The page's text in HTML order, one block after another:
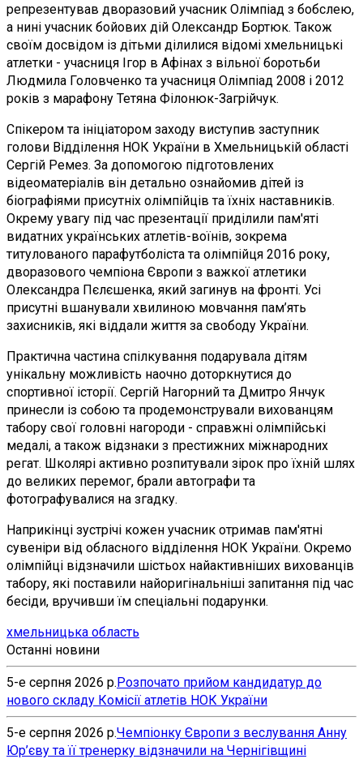
репрезентував дворазовий учасник Олімпіад з бобслею,
а нині учасник бойових дій Олександр Бортюк. Також
своїм досвідом із дітьми ділилися відомі хмельницькі
атлетки - учасниця Ігор в Афінах з вільної боротьби
Людмила Головченко та учасниця Олімпіад 2008 і 2012
років з марафону Тетяна Філонюк-Загрійчук.
Спікером та ініціатором заходу виступив заступник
голови Відділення НОК України в Хмельницькій області
Сергій Ремез. За допомогою підготовлених
відеоматеріалів він детально ознайомив дітей із
біографіями присутніх олімпійців та їхніх наставників.
Окрему увагу під час презентації приділили пам'яті
видатних українських атлетів-воїнів, зокрема
титулованого парафутболіста та олімпійця 2016 року,
дворазового чемпіона Європи з важкої атлетики
Олександра Пєлєшенка, який загинув на фронті. Усі
присутні вшанували хвилиною мовчання пам’ять
захисників, які віддали життя за свободу України.
Практична частина спілкування подарувала дітям
унікальну можливість наочно доторкнутися до
спортивної історії. Сергій Нагорний та Дмитро Янчук
принесли із собою та продемонстрували вихованцям
табору свої головні нагороди - справжні олімпійські
медалі, а також відзнаки з престижних міжнародних
регат. Школярі активно розпитували зірок про їхній шлях
до великих перемог, брали автографи та
фотографувалися на згадку.
Наприкінці зустрічі кожен учасник отримав пам'ятні
сувеніри від обласного відділення НОК України. Окремо
олімпійці відзначили шістьох найактивніших вихованців
табору, які поставили найоригінальніші запитання під час
бесіди, вручивши їм спеціальні подарунки.
хмельницька область
Останні новини
5-е серпня 2026 р.Розпочато прийом кандидатур до
нового складу Комісії атлетів НОК України
5-е серпня 2026 р.Чемпіонку Європи з веслування Анну
Юр’єву та її тренерку відзначили на Чернігівщині